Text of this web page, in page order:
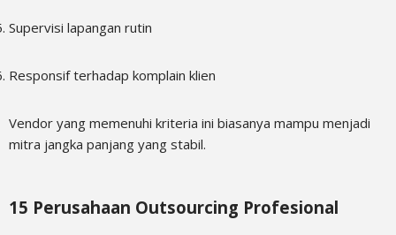
Supervisi lapangan rutin
Responsif terhadap komplain klien
Vendor yang memenuhi kriteria ini biasanya mampu menjadi
mitra jangka panjang yang stabil.
15 Perusahaan Outsourcing Profesional